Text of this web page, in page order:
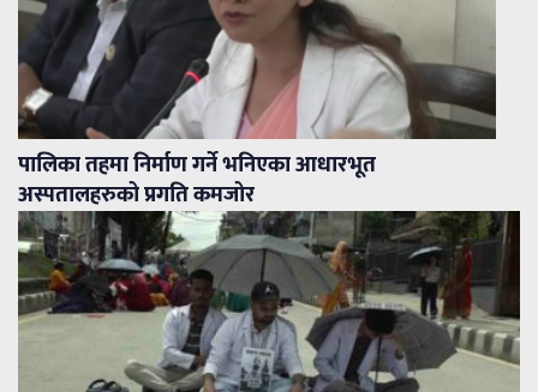
पालिका तहमा निर्माण गर्ने भनिएका आधारभूत
अस्पतालहरुको प्रगति कमजोर